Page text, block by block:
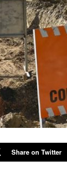
Share on Twitter